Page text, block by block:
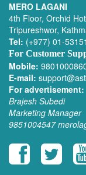
MERO LAGANI
4th Floor, Orchid
Tripureshwor,
Tel: (+977) 01-
For Customer
Mobile:
E-mail:
For advertisement:
Brajesh Subedi
Marketing Manager
9851004547